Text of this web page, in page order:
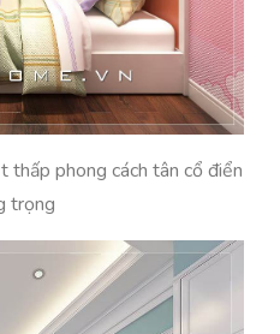
thấp phong cách tân cổ điển
trọng